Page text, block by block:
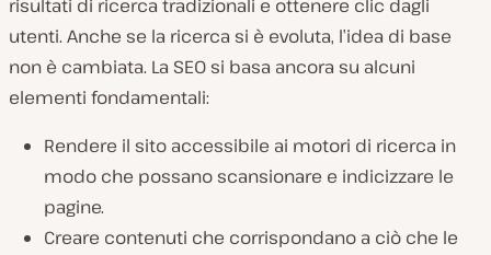
risultati di ricerca tradizionali e ottenere clic dagli
utenti. Anche se la ricerca si è evoluta, l’idea di base
non è cambiata. La SEO si basa ancora su alcuni
elementi fondamentali:
Rendere il sito accessibile ai motori di ricerca in
modo che possano scansionare e indicizzare le
pagine.
Creare contenuti che corrispondano a ciò che le